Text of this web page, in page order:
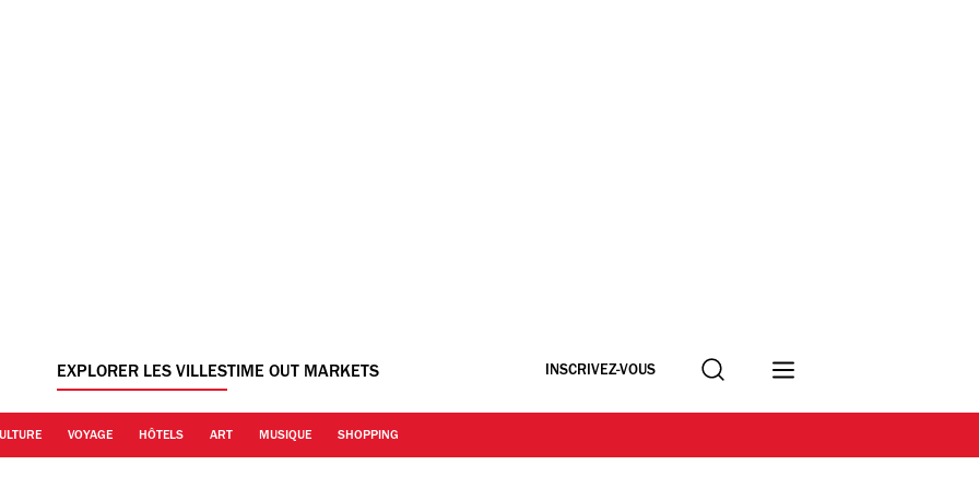
EXPLORER LES VILLESTIME OUT MARKETS INSCRIVEZ-VOUS Recherche
VOYAGE HÔTELS ART MUSIQUE SHOPPING